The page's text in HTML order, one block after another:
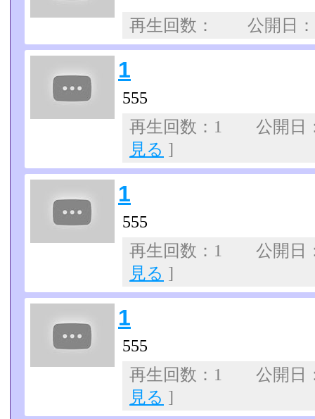
再生回数： 公開
1
555
再生回数：1 公開
見る ]
1
555
再生回数：1 公開
見る ]
1
555
再生回数：1 公開
見る ]